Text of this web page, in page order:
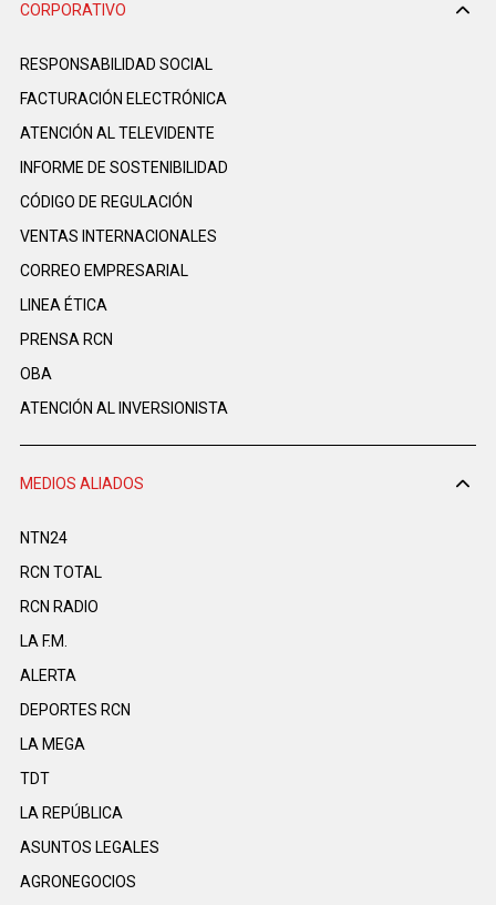
CORPORATIVO
RESPONSABILIDAD SOCIAL
FACTURACIÓN ELECTRÓNICA
ATENCIÓN AL TELEVIDENTE
INFORME DE SOSTENIBILIDAD
CÓDIGO DE REGULACIÓN
VENTAS INTERNACIONALES
CORREO EMPRESARIAL
LINEA ÉTICA
PRENSA RCN
OBA
ATENCIÓN AL INVERSIONISTA
MEDIOS ALIADOS
NTN24
RCN TOTAL
RCN RADIO
LA F.M.
ALERTA
DEPORTES RCN
LA MEGA
TDT
LA REPÚBLICA
ASUNTOS LEGALES
AGRONEGOCIOS